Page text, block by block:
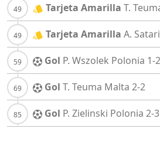
Tarjeta Amarilla T.
Tarjeta Amarilla A.
Gol P. Wszolek Polonia 1-2
Gol T. Teuma Malta 2-2
Gol P. Zielinski Polonia 2-3